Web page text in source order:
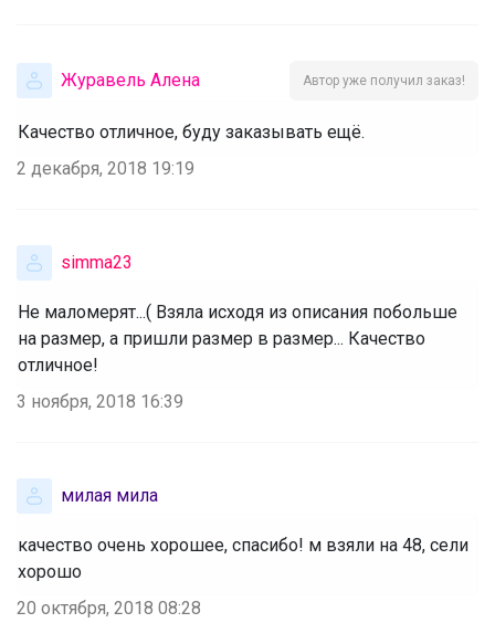
Журавель Алена Автор уже получил заказ!
Качество отличное, буду заказывать ещё.
2 декабря, 2018 19:19
simma23
Не маломерят...( Взяла исходя из описания побольше
на размер, а пришли размер в размер... Качество
отличное!
3 ноября, 2018 16:39
милая мила
качество очень хорошее, спасибо! м взяли на 48, сели
хорошо
20 октября, 2018 08:28